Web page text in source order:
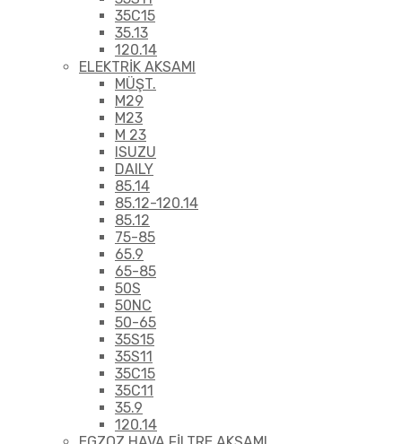
35C15
35.13
120.14
ELEKTRİK AKSAMI
MÜŞT.
M29
M23
M 23
ISUZU
DAILY
85.14
85.12-120.14
85.12
75-85
65.9
65-85
50S
50NC
50-65
35S15
35S11
35C15
35C11
35.9
120.14